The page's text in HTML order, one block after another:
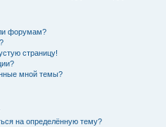
форумам?
страницу!
мной темы?
на определённую тему?